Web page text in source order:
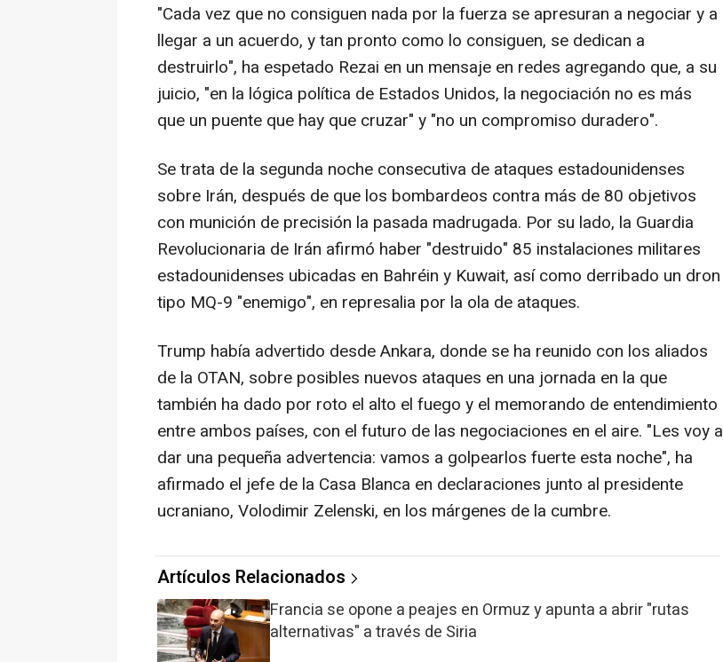
"Cada vez que no consiguen nada por la fuerza se apresuran a negociar y a
llegar a un acuerdo, y tan pronto como lo consiguen, se dedican a
destruirlo", ha espetado Rezai en un mensaje en redes agregando que, a su
juicio, "en la lógica política de Estados Unidos, la negociación no es más
que un puente que hay que cruzar" y "no un compromiso duradero".
Se trata de la segunda noche consecutiva de ataques estadounidenses
sobre Irán, después de que los bombardeos contra más de 80 objetivos
con munición de precisión la pasada madrugada. Por su lado, la Guardia
Revolucionaria de Irán afirmó haber "destruido" 85 instalaciones militares
estadounidenses ubicadas en Bahréin y Kuwait, así como derribado un dron
tipo MQ-9 "enemigo", en represalia por la ola de ataques.
Trump había advertido desde Ankara, donde se ha reunido con los aliados
de la OTAN, sobre posibles nuevos ataques en una jornada en la que
también ha dado por roto el alto el fuego y el memorando de entendimiento
entre ambos países, con el futuro de las negociaciones en el aire. "Les voy a
dar una pequeña advertencia: vamos a golpearlos fuerte esta noche", ha
afirmado el jefe de la Casa Blanca en declaraciones junto al presidente
ucraniano, Volodimir Zelenski, en los márgenes de la cumbre.
Artículos Relacionados
Francia se opone a peajes en Ormuz y apunta a abrir "rutas
alternativas" a través de Siria